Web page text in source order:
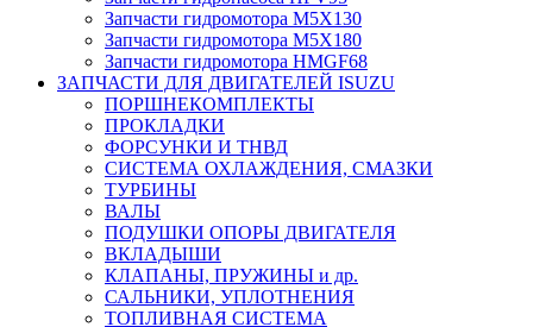
Запчасти гидромотора M5X130
Запчасти гидромотора M5X180
Запчасти гидромотора HMGF68
ЗАПЧАСТИ ДЛЯ ДВИГАТЕЛЕЙ ISUZU
ПОРШНЕКОМПЛЕКТЫ
ПРОКЛАДКИ
ФОРСУНКИ И ТНВД
СИСТЕМА ОХЛАЖДЕНИЯ, СМАЗКИ
ТУРБИНЫ
ВАЛЫ
ПОДУШКИ ОПОРЫ ДВИГАТЕЛЯ
ВКЛАДЫШИ
КЛАПАНЫ, ПРУЖИНЫ и др.
САЛЬНИКИ, УПЛОТНЕНИЯ
ТОПЛИВНАЯ СИСТЕМА